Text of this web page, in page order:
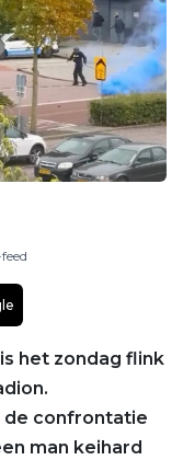
het zondag flink
de confrontatie
man keihard